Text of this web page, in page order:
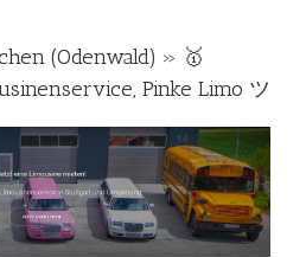
(Odenwald) » 🥇
Pinke Limo ツ